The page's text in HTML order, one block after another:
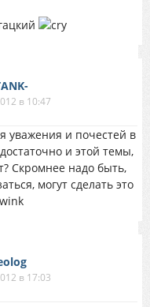
в 10:47
уважения и почестей в
и этой темы,
Скромнее надо быть,
могут сделать это
в 17:03